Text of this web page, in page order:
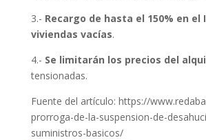
3.- Recargo de hasta el 150% en el
viviendas vacías.
4.- Se limitarán los precios del
tensionadas.
Fuente del artículo: https://
prorroga-de-la-suspension-de-
suministros-basicos/